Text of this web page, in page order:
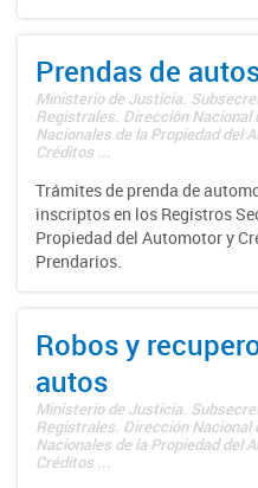
Prendas de
Ministerio de Justicia.
Registrales. Dirección Nacional
Nacionales de la Propiedad del
Créditos ...
Trámites de prenda de
inscriptos en los Registros
Propiedad del Automotor y
Prendarios.
Robos y
autos
Ministerio de Justicia.
Registrales. Dirección Nacional
Nacionales de la Propiedad del
Créditos ...